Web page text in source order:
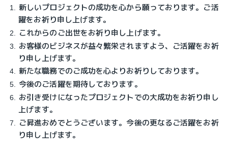
新しいプロジェクトの成功を心から願っております。ご活
躍をお祈り申し上げます。
これからのご出世をお祈り申し上げます。
お客様のビジネスが益々繁栄されますよう、ご活躍をお祈
り申し上げます。
新たな職務でのご成功を心よりお祈りしております。
今後のご活躍を期待しております。
お引き受けになったプロジェクトでの大成功をお祈り申し
上げます。
ご昇進おめでとうございます。今後の更なるご活躍をお祈
り申し上げます。